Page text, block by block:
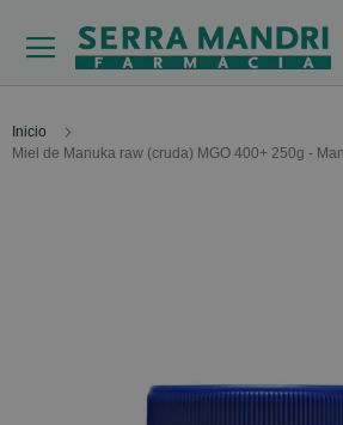
Inicio
Miel de Manuka raw (cruda) MGO 400+ 250g -